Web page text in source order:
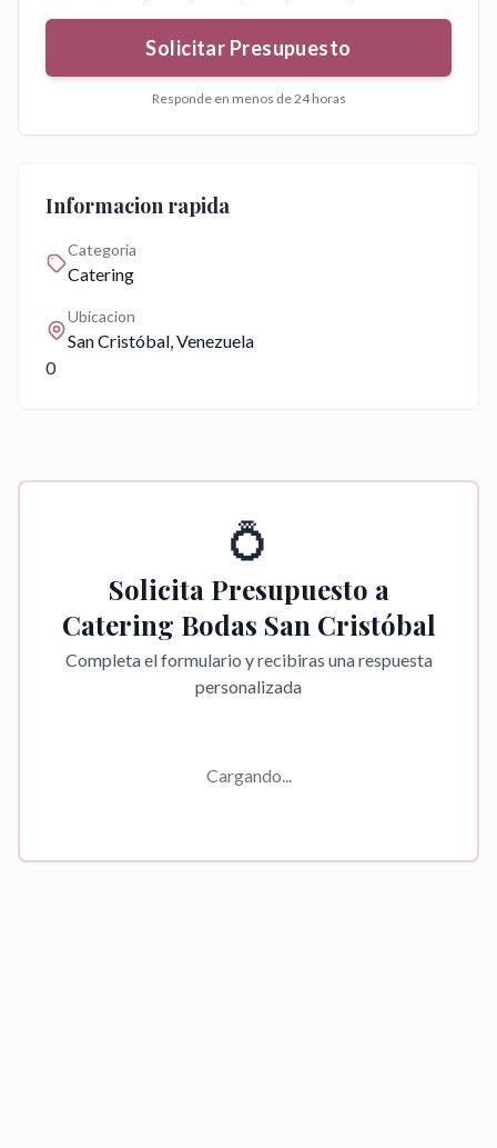
Solicitar Presupuesto
Responde en menos de 24 horas
Informacion rapida
Categoria
Catering
Ubicacion
San Cristóbal, Venezuela
0
💍
Solicita Presupuesto a
Catering Bodas San Cristóbal
Completa el formulario y recibiras una respuesta
personalizada
Cargando...